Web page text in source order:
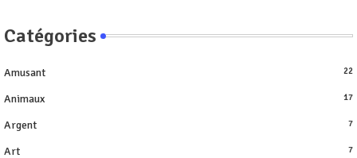
Catégories
Amusant 22
Animaux 17
Argent 7
Art 7